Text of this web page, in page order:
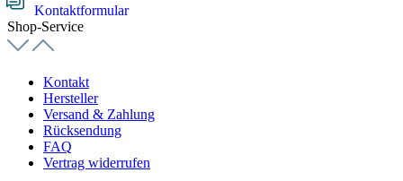
Kontaktformular
Shop-Service
Kontakt
Hersteller
Versand & Zahlung
Rücksendung
FAQ
Vertrag widerrufen